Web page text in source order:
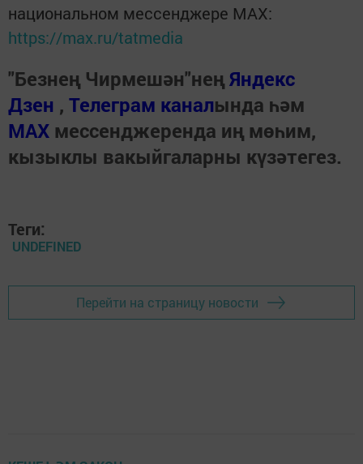
национальном мессенджере MАХ:
https://max.ru/tatmedia
"Безнең Чирмешән"неңЯндекс
Дзен , Телеграм каналында һәм
МАХ мессенджеренда иң мөһим,
кызыклы вакыйгаларны күзәтегез.
Теги:
UNDEFINED
Перейти на страницу новости